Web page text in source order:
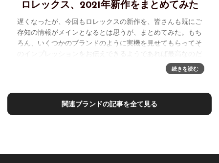
ロレックス、2021年新作をまとめてみた
遅くなったが、今回もロレックスの新作を、皆さんも既にご
存知の情報がメインとなるとは思うが、まとめてみた。もち
ろん、いくつかのブランドのように実機を見せてもらってそ
のインプレッションをお伝えできるようであれば最高なのだ
続きを読む
関連ブランドの記事を全て見る